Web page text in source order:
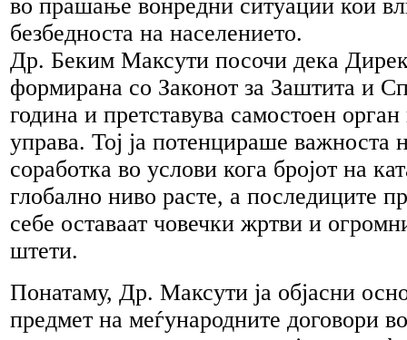
во прашање вонредни ситуации кои
безбедноста на населението.
Др. Беким Максути посочи дека
формирана со Законот за Заштита и
година и претставува самостоен
управа. Тој ја потенцираше важноста
соработка во услови кога бројот на
глобално ниво расте, а последиците
себе оставаат човечки жртви и
штети.
Понатаму, Др. Максути ја објасни
предмет на меѓународните договори